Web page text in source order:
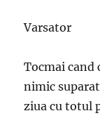
Varsator
Tocmai cand
nimic
ziua cu totul